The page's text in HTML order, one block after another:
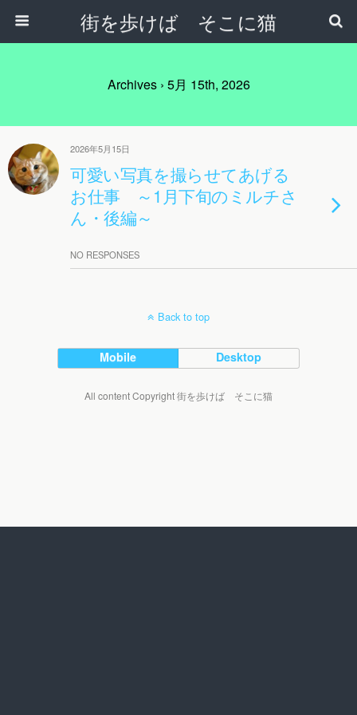
街を歩けば そこに猫
Archives › 5月 15th, 2026
2026年5月15日
可愛い写真を撮らせてあげる
お仕事 ～1月下旬のミルチさ
ん・後編～
NO RESPONSES
Back to top
Mobile Desktop
All content Copyright 街を歩けば そこに猫